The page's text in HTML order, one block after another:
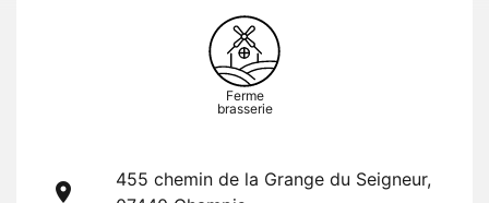
Ferme
brasserie
room
455 chemin de la Grange du Seigneur,